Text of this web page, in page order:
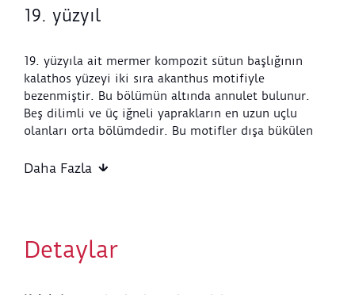
19. yüzyıl
19. yüzyıla ait mermer kompozit sütun başlığının
kalathos yüzeyi iki sıra akanthus motifiyle
bezenmiştir. Bu bölümün altında annulet bulunur.
Beş dilimli ve üç iğneli yaprakların en uzun uçlu
olanları orta bölümdedir. Bu motifler dışa bükülen
abaküs ile ekinhüs arasında haç motifi ve volütler
unsurlardan hareketle başlığın aslında 4-5. yüzyıllara
Daha Fazla
Detaylar